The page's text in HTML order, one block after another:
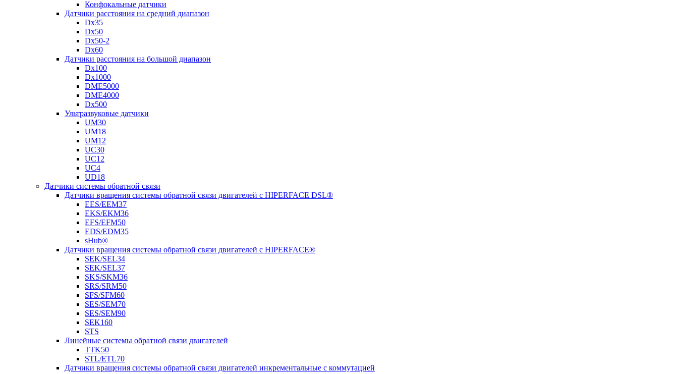
Конфокальные датчики
Датчики расстояния на средний диапазон
Dx35
Dx50
Dx50-2
Dx60
Датчики расстояния на большой диапазон
Dx100
Dx1000
DME5000
DME4000
Dx500
Ультразвуковые датчики
UM30
UM18
UM12
UC30
UC12
UC4
UD18
Датчики системы обратной связи
Датчики вращения системы обратной связи двигателей с HIPERFACE DSL®
EES/EEM37
EKS/EKM36
EFS/EFM50
EDS/EDM35
sHub®
Датчики вращения системы обратной связи двигателей с HIPERFACE®
SEK/SEL34
SEK/SEL37
SKS/SKM36
SRS/SRM50
SFS/SFM60
SES/SEM70
SES/SEM90
SEK160
STS
Линейные системы обратной связи двигателей
TTK50
STL/ETL70
Датчики вращения системы обратной связи двигателей инкрементальные с коммутацией